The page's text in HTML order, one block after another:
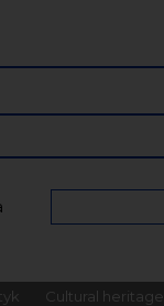
Cultural heritage